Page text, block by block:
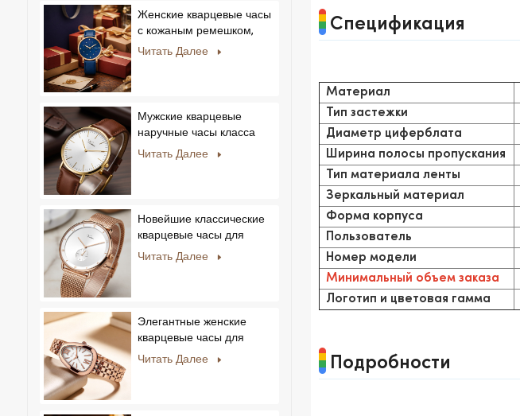
логотипа на заказ для
Женские кварцевые часы
с кожаным ремешком,
ультратонкие, с
Relogio, ультратонкие, с
кристаллами.
Читать Далее
Мужские кварцевые
наручные часы класса
люкс с корпусом из
Читать Далее
Новейшие классические
кварцевые часы для
мужчин:
мужчин и женщин.
Читать Далее
Элегантные женские
кварцевые часы для
частных и эксклюзивных
Читать Далее
Спецификация
Материал
Тип застежки
Диаметр циферблата
Ширина полосы пропускания
Тип материала ленты
Зеркальный материал
Форма корпуса
Пользователь
Номер модели
Минимальный объем заказа
Логотип и цветовая гамма
Подробности